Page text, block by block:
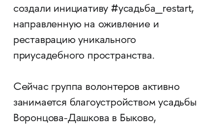
создали инициативу #усадьба_restart,
направленную на оживление и
реставрацию уникального
приусадебного пространства.
Сейчас группа волонтеров активно
занимается благоустройством усадьбы
Воронцова-Дашкова в Быково,